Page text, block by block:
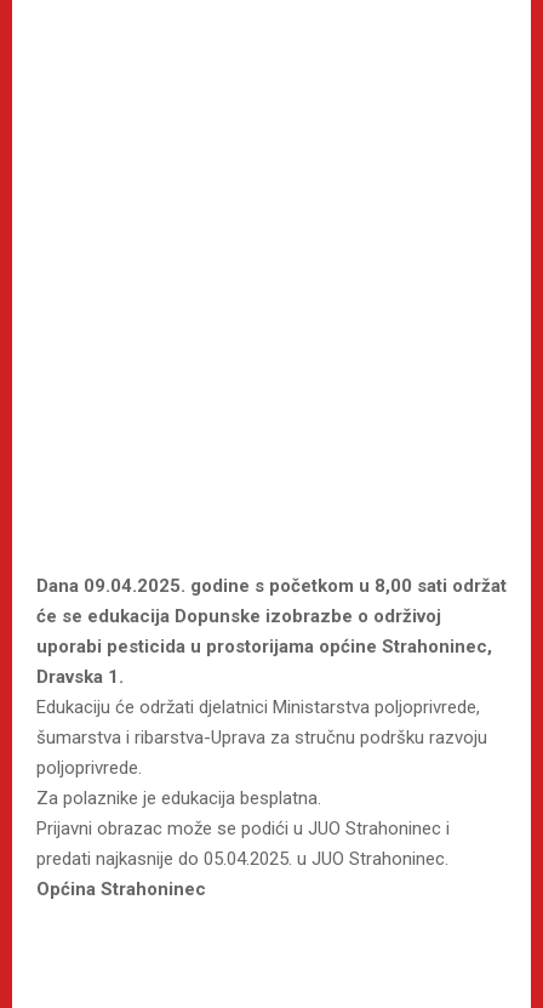
Dana 09.04.2025. godine s početkom u 8,00 sati održat
će se edukacija Dopunske izobrazbe o održivoj
uporabi pesticida u prostorijama općine Strahoninec,
Dravska 1.
Edukaciju će održati djelatnici Ministarstva poljoprivrede,
šumarstva i ribarstva-Uprava za stručnu podršku razvoju
poljoprivrede.
Za polaznike je edukacija besplatna.
Prijavni obrazac može se podići u JUO Strahoninec i
predati najkasnije do 05.04.2025. u JUO Strahoninec.
Općina Strahoninec